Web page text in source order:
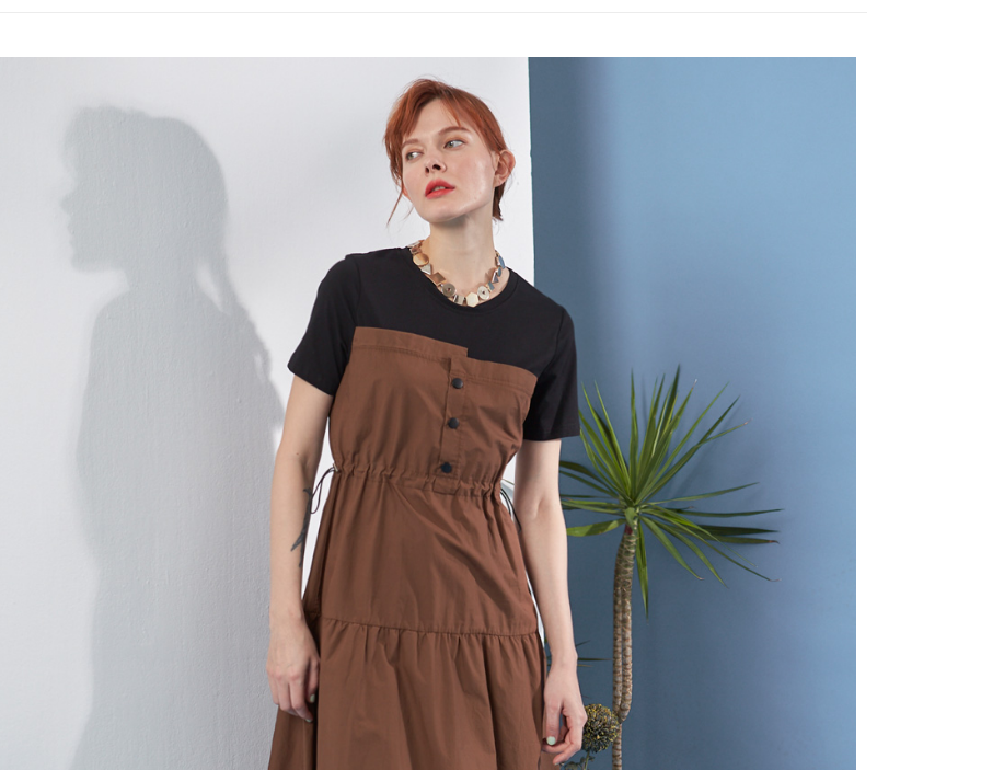
2.透過簡訊連結打開帳單後，可選擇「超商條碼／台灣大直營門市／銀行轉
帳／街口支付／iPASS MONEY」等通路繳費。
【注意事項】
1.本服務係由「台灣大哥大股份有限公司」（以下簡稱本公司）所提供，讓
用戶於交易時，得透過本服務購買商品或服務，並由商店將買賣／分期付
款買賣價金債權讓與本公司後，依約使用本公司帳單繳交帳款。
2.基於同意付款使用「大哥付你分期」之契約關係目的，商店將以您的個人
資料（包含姓名、電話或地址）提供予台灣大哥大進項蒐集、處理及利
用，由本公司與您本人進行分期帳單所需資料之確認、核對及更正。
3.完整用戶服務條款，請詳閱以下連結：
付」結帳頁面，進行簡訊認證並確認金額後，即可完成結帳。
２．訂單成立數日內，您將收到繳費通知簡訊。
３．收到繳費通知簡訊後14天內，點擊此簡訊中的連結，可透過四大超商
／ATM／網路銀行／等多元方式進行付款，方視為交易完成。
※ 請注意：結帳手續完成當下不需立刻繳費，但若您需要取消訂單，請聯
絡購買商品的店家。未經商家同意取消之訂單仍視為有效，需透過AFTEE
先享後付繳納相關費用。
※ 交易是否成功請以「AFTEE先享後付 」之結帳頁面顯示為準，若有關於
是否繳費成功／繳費後需取消欲退款等相關疑問，請聯繫「AFTEE先享後
付客戶支援中心」
https://netprotections.freshdesk.com/support/home
【注意事項】
１．透過由恩沛科技股份有限公司提供之「AFTEE先享後付」服務完成之
交易，需依本服務之必要範圍內提供個人資料，並將交易相關給付款項請
求債權轉讓予恩沛科技股份有限公司。
２．關於個人資料處理事宜，請瀏覽以下網址：
https://aftee.tw/terms/#terms3
３．未成年的使用者請事先徵得法定代理人或監護人之同意方可使用
「AFTEE先享後付」，若未經同意申辦者引起之損失，本公司不負相關責
任。
４．使用「AFTEE先享後付」時，將依據個別帳號之用戶狀況，依本公司
即時審查核予不同之上限額度；若仍有額度不足之情形，本公司將視審查
結果請求用戶進行身份認證。
５．嚴禁一人註冊多個帳號或使用他人資訊註冊。若發現惡意使用之情
形，恩沛科技股份有限公司將有權停止該用戶之使用額度並採取法律行
動。
7-11取貨付款
每筆NT$120，滿NT$2,000(含以上)免運費
宅配
每筆NT$120，滿NT$2,000(含以上)免運費